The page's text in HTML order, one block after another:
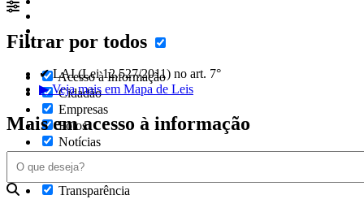
Filtrar por todos
Acesso à Informação
Cidadão
Empresas
Fotos
Notícias
Servidor
Transparência
✔ LAI (Lei 12.527/2011) no art. 7°
▶ Veja mais em Mapa de Leis
Mais em acesso à informação